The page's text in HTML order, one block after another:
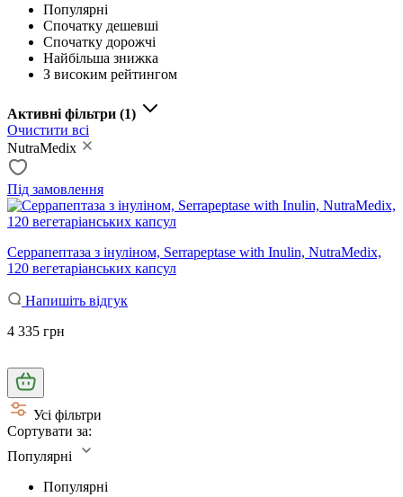
Популярні
Спочатку дешевші
Спочатку дорожчі
Найбільша знижка
З високим рейтингом
Активні фільтри (1)
Очистити всі
NutraMedix
Під замовлення
Серрапептаза з інуліном, Serrapeptase with Inulin, NutraMedix,
120 вегетаріанських капсул
Напишіть відгук
4 335 грн
Усі фільтри
Сортувати за:
Популярні
Популярні